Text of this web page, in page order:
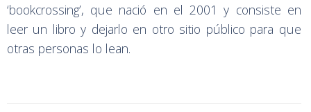
‘bookcrossing’, que nació en el 2001 y consiste en
leer un libro y dejarlo en otro sitio público para que
otras personas lo lean.